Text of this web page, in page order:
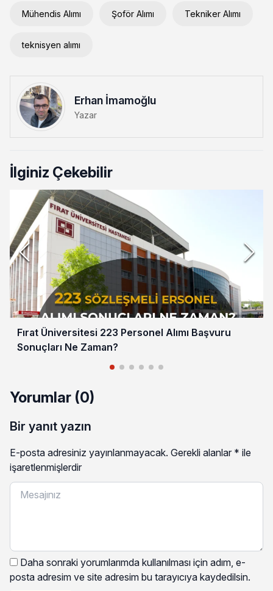
Mühendis Alımı Şoför Alımı Tekniker Alımı
teknisyen alımı
Erhan İmamoğlu
Yazar
İlginiz Çekebilir
Fırat Üniversitesi 223 Personel Alımı Başvuru
Sonuçları Ne Zaman?
Yorumlar (0)
Bir yanıt yazın
E-posta adresiniz yayınlanmayacak. Gerekli alanlar * ile
işaretlenmişlerdir
Daha sonraki yorumlarımda kullanılması için adım, e-
posta adresim ve site adresim bu tarayıcıya kaydedilsin.